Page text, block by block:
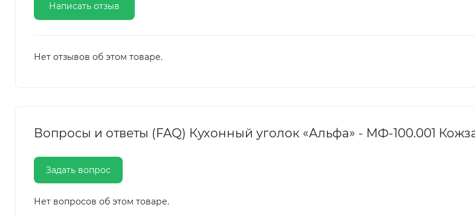
Написать отзыв
Нет отзывов об этом товаре.
Вопросы и ответы (FAQ) Кухонный уголок «Альфа» - МФ-100.001
Задать вопрос
Нет вопросов об этом товаре.